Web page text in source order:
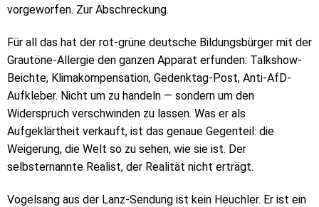
vorgeworfen. Zur Abschreckung.
Für all das hat der rot-grüne deutsche Bildungsbürger mit der
Grautöne-Allergie den ganzen Apparat erfunden: Talkshow-
Beichte, Klimakompensation, Gedenktag-Post, Anti-AfD-
Aufkleber. Nicht um zu handeln — sondern um den
Widerspruch verschwinden zu lassen. Was er als
Aufgeklärtheit verkauft, ist das genaue Gegenteil: die
Weigerung, die Welt so zu sehen, wie sie ist. Der
selbsternannte Realist, der Realität nicht erträgt.
Vogelsang aus der Lanz-Sendung ist kein Heuchler. Er ist ein